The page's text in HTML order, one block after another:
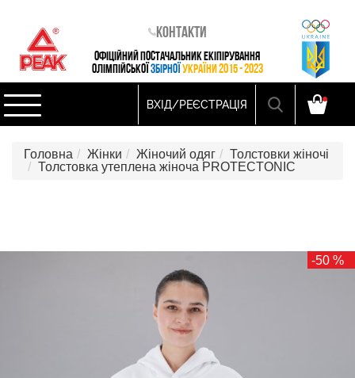
Контакти
ОФІЦІЙНИЙ ПОСТАЧАЛЬНИК ЕКІПІРУВАННЯ
ОЛІМПІЙСЬКОЇ ЗБІРНОЇ УКРАЇНИ 2015 - 2023
ВХІД/РЕЄСТРАЦІЯ
Головна Жінки Жіночий одяг
Толстовки жіночі
Толстовка утеплена жіноча PROTECTONIC
-50 %